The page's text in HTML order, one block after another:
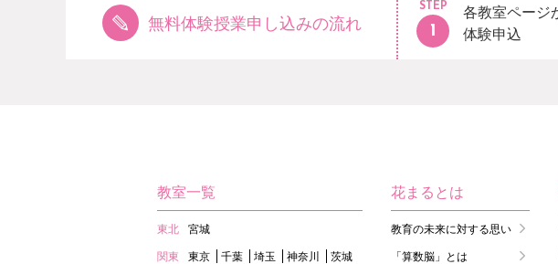
無料体験授業申し込みの流れ
STEP
各教室ページ
体験申込
教室一覧
東北
宮城
関東
東京 千葉 埼玉 神奈川
茨城
花まるとは
教育の未来に対する思い
「算数脳」とは